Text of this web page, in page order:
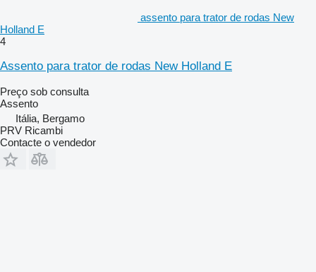
assento para trator de rodas New
Holland E
4
Assento para trator de rodas New Holland E
Preço sob consulta
Assento
Itália, Bergamo
PRV Ricambi
Contacte o vendedor